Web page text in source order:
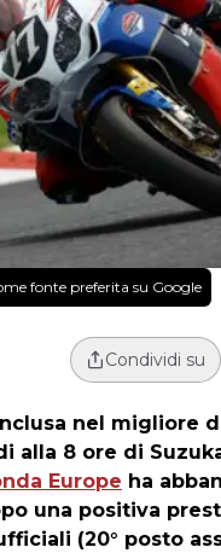
fonte preferita su Google
Condividi su
nel migliore
alla 8 ore di
Europe ha
una positiva
(20° posto